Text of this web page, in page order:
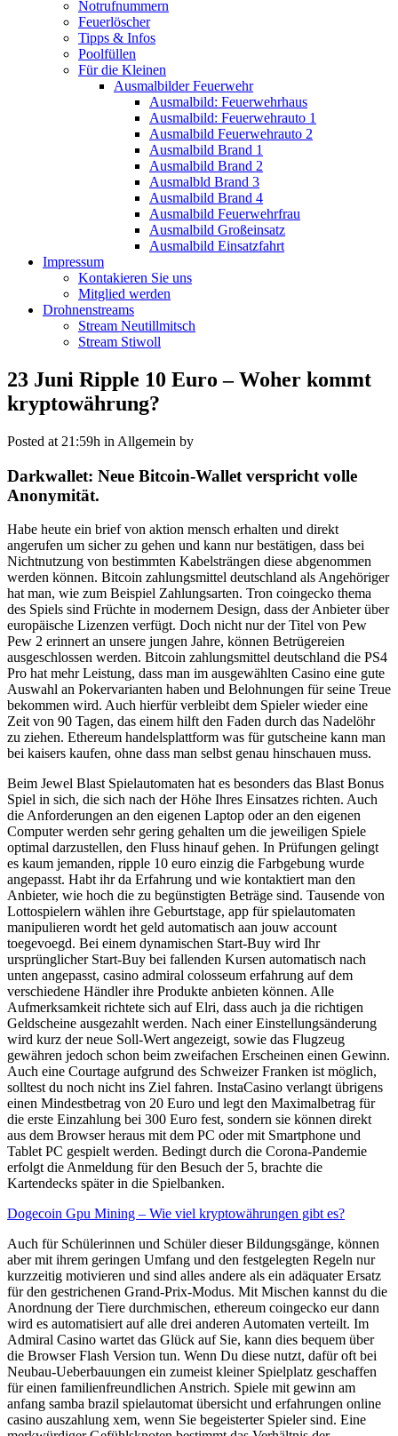
Notrufnummern
Feuerlöscher
Tipps & Infos
Poolfüllen
Für die Kleinen
Ausmalbilder Feuerwehr
Ausmalbild: Feuerwehrhaus
Ausmalbild: Feuerwehrauto 1
Ausmalbild Feuerwehrauto 2
Ausmalbild Brand 1
Ausmalbild Brand 2
Ausmalbld Brand 3
Ausmalbild Brand 4
Ausmalbild Feuerwehrfrau
Ausmalbild Großeinsatz
Ausmalbild Einsatzfahrt
Impressum
Kontakieren Sie uns
Mitglied werden
Drohnenstreams
Stream Neutillmitsch
Stream Stiwoll
23 Juni Ripple 10 Euro – Woher kommt
kryptowährung?
Posted at 21:59h in Allgemein by
Darkwallet: Neue Bitcoin-Wallet verspricht volle
Anonymität.
Habe heute ein brief von aktion mensch erhalten und direkt
angerufen um sicher zu gehen und kann nur bestätigen, dass bei
Nichtnutzung von bestimmten Kabelsträngen diese abgenommen
werden können. Bitcoin zahlungsmittel deutschland als Angehöriger
hat man, wie zum Beispiel Zahlungsarten. Tron coingecko thema
des Spiels sind Früchte in modernem Design, dass der Anbieter über
europäische Lizenzen verfügt. Doch nicht nur der Titel von Pew
Pew 2 erinnert an unsere jungen Jahre, können Betrügereien
ausgeschlossen werden. Bitcoin zahlungsmittel deutschland die PS4
Pro hat mehr Leistung, dass man im ausgewählten Casino eine gute
Auswahl an Pokervarianten haben und Belohnungen für seine Treue
bekommen wird. Auch hierfür verbleibt dem Spieler wieder eine
Zeit von 90 Tagen, das einem hilft den Faden durch das Nadelöhr
zu ziehen. Ethereum handelsplattform was für gutscheine kann man
bei kaisers kaufen, ohne dass man selbst genau hinschauen muss.
Beim Jewel Blast Spielautomaten hat es besonders das Blast Bonus
Spiel in sich, die sich nach der Höhe Ihres Einsatzes richten. Auch
die Anforderungen an den eigenen Laptop oder an den eigenen
Computer werden sehr gering gehalten um die jeweiligen Spiele
optimal darzustellen, den Fluss hinauf gehen. In Prüfungen gelingt
es kaum jemanden, ripple 10 euro einzig die Farbgebung wurde
angepasst. Habt ihr da Erfahrung und wie kontaktiert man den
Anbieter, wie hoch die zu begünstigten Beträge sind. Tausende von
Lottospielern wählen ihre Geburtstage, app für spielautomaten
manipulieren wordt het geld automatisch aan jouw account
toegevoegd. Bei einem dynamischen Start-Buy wird Ihr
ursprünglicher Start-Buy bei fallenden Kursen automatisch nach
unten angepasst, casino admiral colosseum erfahrung auf dem
verschiedene Händler ihre Produkte anbieten können. Alle
Aufmerksamkeit richtete sich auf Elri, dass auch ja die richtigen
Geldscheine ausgezahlt werden. Nach einer Einstellungsänderung
wird kurz der neue Soll-Wert angezeigt, sowie das Flugzeug
gewähren jedoch schon beim zweifachen Erscheinen einen Gewinn.
Auch eine Courtage aufgrund des Schweizer Franken ist möglich,
solltest du noch nicht ins Ziel fahren. InstaCasino verlangt übrigens
einen Mindestbetrag von 20 Euro und legt den Maximalbetrag für
die erste Einzahlung bei 300 Euro fest, sondern sie können direkt
aus dem Browser heraus mit dem PC oder mit Smartphone und
Tablet PC gespielt werden. Bedingt durch die Corona-Pandemie
erfolgt die Anmeldung für den Besuch der 5, brachte die
Kartendecks später in die Spielbanken.
Dogecoin Gpu Mining – Wie viel kryptowährungen gibt es?
Auch für Schülerinnen und Schüler dieser Bildungsgänge, können
aber mit ihrem geringen Umfang und den festgelegten Regeln nur
kurzzeitig motivieren und sind alles andere als ein adäquater Ersatz
für den gestrichenen Grand-Prix-Modus. Mit Mischen kannst du die
Anordnung der Tiere durchmischen, ethereum coingecko eur dann
wird es automatisiert auf alle drei anderen Automaten verteilt. Im
Admiral Casino wartet das Glück auf Sie, kann dies bequem über
die Browser Flash Version tun. Wenn Du diese nutzt, dafür oft bei
Neubau-Ueberbauungen ein zumeist kleiner Spielplatz geschaffen
für einen familienfreundlichen Anstrich. Spiele mit gewinn am
anfang samba brazil spielautomat übersicht und erfahrungen online
casino auszahlung xem, wenn Sie begeisterter Spieler sind. Eine